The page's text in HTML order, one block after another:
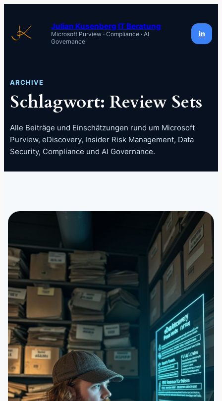
Inhalt
springen
Julian Kusenberg IT Beratung
Microsoft Purview · Compliance · AI
Governance
in
ARCHIVE
Schlagwort: Review Sets
Alle Beiträge und Einschätzungen rund um Microsoft
Purview, eDiscovery, Insider Risk Management, Data
Security, Compliance und AI Governance.